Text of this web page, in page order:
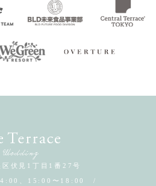
区伏見1丁目1番27号
、15:00〜18:00 /